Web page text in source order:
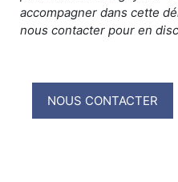
accompagner dans cette
nous contacter pour en
NOUS CONTACTER